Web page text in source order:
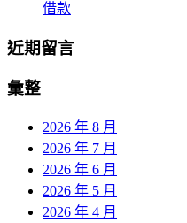
借款
近期留言
彙整
2026 年 8 月
2026 年 7 月
2026 年 6 月
2026 年 5 月
2026 年 4 月